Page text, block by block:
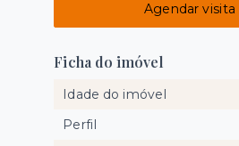
Agendar visita
Ficha do imóvel
Idade do imóvel
Perfil